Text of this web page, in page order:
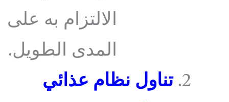
الالتزام به على
المدى الطويل.
تناول نظام عذائي